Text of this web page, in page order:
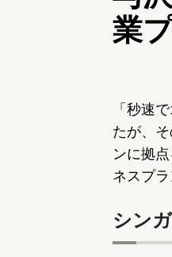
業
「秒速
たが、
ンに拠
ネスプラ
シン